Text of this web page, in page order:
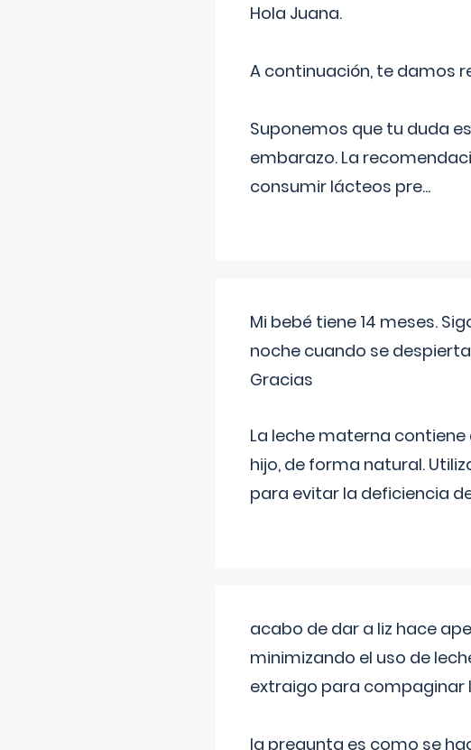
Hola Juana.
A continuación, te damos
Suponemos que tu duda
embarazo. La
consumir lácteos pre...
Mi bebé tiene 14 meses.
noche cuando se
Gracias
La leche materna
hijo, de forma natural.
para evitar la deficiencia
acabo de dar a liz hace
minimizando el uso de
extraigo para compaginar
la pregunta es como se